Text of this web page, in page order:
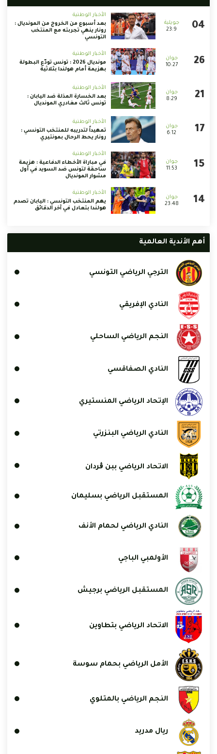
23:9
الأخبار الوطنية
بعد أسبوع من الخروج من المونديال :
رونار ينهي تجربته مع المنتخب
التونسي
10:27
الأخبار الوطنية
مونديال 2026 : تونس تودّع البطولة
بهزيمة أمام هولندا بثلاثية
8:29
الأخبار الوطنية
بعد الخسارة المذلة ضد اليابان :
تونس ثالث مغادري المونديال
6:12
الأخبار الوطنية
تمهيداً لتدريبه للمنتخب التونسي :
رونار يحط الرحال بمونتيري
11:53
الأخبار الوطنية
في مباراة الأخطاء الدفاعية : هزيمة
ساحقة لتونس ضد السويد في أول
مشوار المونديال
23:48
الأخبار الوطنية
يهم المنتخب التونسي : اليابان تصدم
هولندا بتعادل في آخر الدقائق
أهم الأندية العالمية
الترجي الرياضي التونسي
النادي الإفريقي
النجم الرياضي الساحلي
النادي الصفاقسي
الإتحاد الرياضي المنستيري
النادي الرياضي البنزرتي
الاتحاد الرياضي ببن ڨردان
المستقبل الرياضي بسليمان
النادي الرياضي لحمام الأنف
الأولمبي الباجي
المستقبل الرياضي برجيش
الاتحاد الرياضي بتطاوين
الأمل الرياضي بحمام سوسة
النجم الرياضي بالمتلوي
ريال مدريد